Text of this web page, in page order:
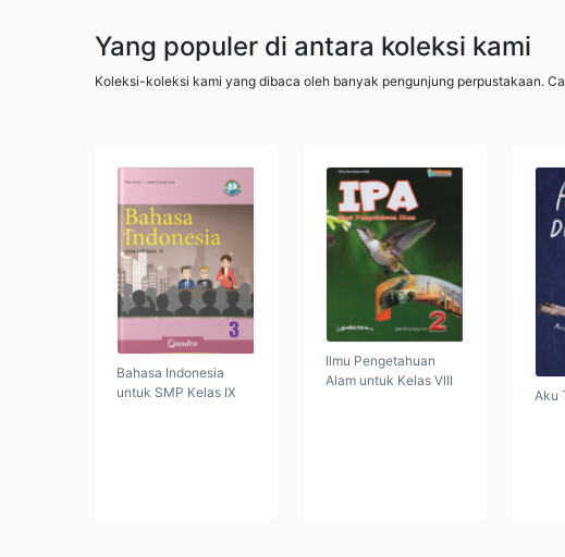
Yang populer di antara koleksi kami
Koleksi-koleksi kami yang dibaca oleh banyak pengunjung perpustakaan.
Bahasa Indonesia
untuk SMP Kelas IX
Ilmu Pengetahuan
Alam untuk Kelas VIII
Aku